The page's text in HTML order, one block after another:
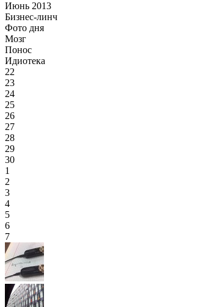
Июнь 2013
Бизнес-линч
Фото дня
Мозг
Понос
Идиотека
22
23
24
25
26
27
28
29
30
1
2
3
4
5
6
7